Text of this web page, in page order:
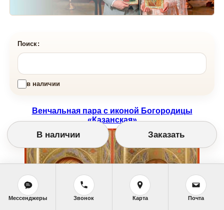
Поиск:
в наличии
Венчальная пара с иконой Богородицы
«Казанская»
В наличии Заказать
Мессенджеры Звонок Карта Почта